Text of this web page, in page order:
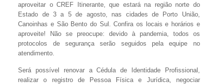
aproveitar o CREF Itinerante, que estará na região norte do
Estado de 3 a 5 de agosto, nas cidades de Porto União,
Canoinhas e São Bento do Sul. Confira os locais e horários e
aproveite! Não se preocupe: devido à pandemia, todos os
protocolos de segurança serão seguidos pela equipe no
atendimento.
Será possível renovar a Cédula de Identidade Profissional,
realizar o registro de Pessoa Física e Jurídica, negociar